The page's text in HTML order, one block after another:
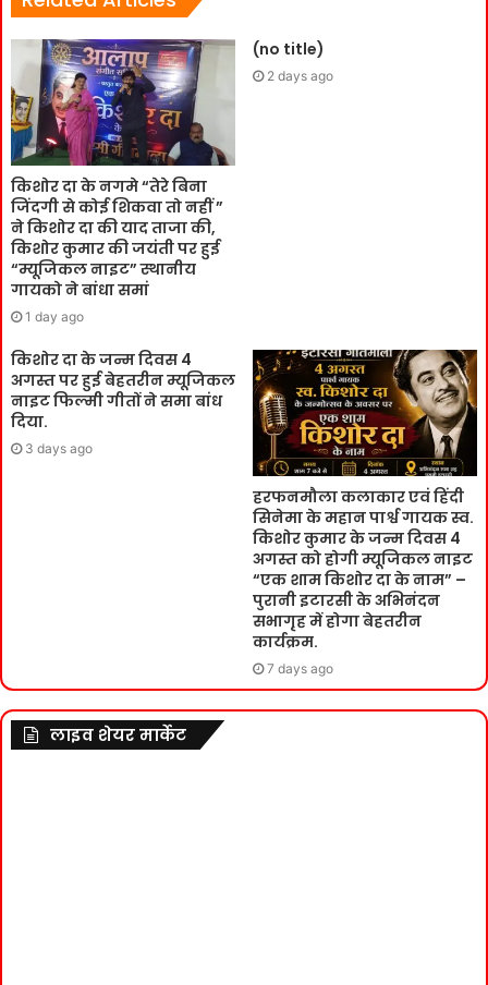
किशोर दा के नगमे “तेरे बिना
जिंदगी से कोई शिकवा तो नहीं ”
ने किशोर दा की याद ताजा की,
किशोर कुमार की जयंती पर हुई
“म्यूजिकल नाइट” स्थानीय
गायको ने बांधा समां
1 day ago
(no title)
2 days ago
किशोर दा के जन्म दिवस 4
अगस्त पर हुई बेहतरीन म्यूजिकल
नाइट फिल्मी गीतों ने समा बांध
दिया.
3 days ago
हरफनमौला कलाकार एवं हिंदी
सिनेमा के महान पार्श्व गायक स्व.
किशोर कुमार के जन्म दिवस 4
अगस्त को होगी म्यूजिकल नाइट
“एक शाम किशोर दा के नाम” –
पुरानी इटारसी के अभिनंदन
सभागृह में होगा बेहतरीन
कार्यक्रम.
7 days ago
लाइव शेयर मार्केट